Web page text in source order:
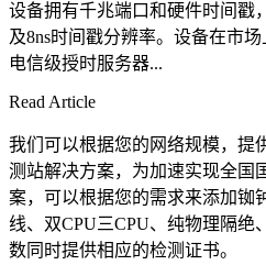
设备拥有千兆端口和硬件时间戳
及8ns时间戳分辨率。设备在市
电信级授时服务器...
Read Article
我们可以根据您的网络规模，提
测站解决方案，为加速实现全国
案，可以根据您的需求来添加铷
线、双CPU三CPU、纯物理隔绝
数同时提供相应的检测证书。